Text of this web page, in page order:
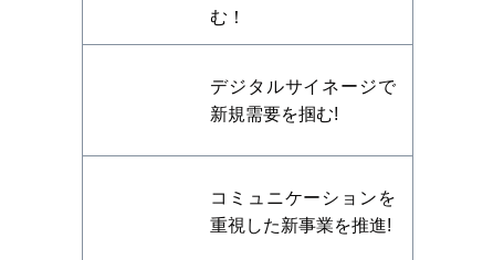
む！
デジタルサイネージで
新規需要を掴む!
コミュニケーションを
重視した新事業を推進!